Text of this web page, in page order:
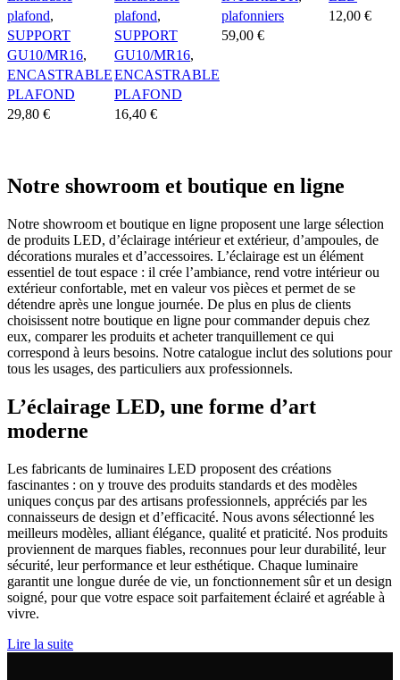
plafond,
SUPPORT
GU10/MR16,
ENCASTRABLE
PLAFOND
29,80 €
produit
plusieurs
variations.
Les
options
peuvent
être
choisies
sur
page
produit
plafond,
SUPPORT
GU10/MR16,
ENCASTRABLE
PLAFOND
16,40 €
produit
plusieurs
variations.
Les
options
peuvent
être
choisies
sur
page
plafonniers
59,00 €
12,00 €
options
être
choisies
sur
la
page
du
produit
Notre showroom et boutique en ligne
Notre showroom et boutique en ligne proposent une large sélection
de produits LED, d’éclairage intérieur et extérieur, d’ampoules, de
décorations murales et d’accessoires. L’éclairage est un élément
essentiel de tout espace : il crée l’ambiance, rend votre intérieur ou
extérieur confortable, met en valeur vos pièces et permet de se
détendre après une longue journée. De plus en plus de clients
choisissent notre boutique en ligne pour commander depuis chez
eux, comparer les produits et acheter tranquillement ce qui
correspond à leurs besoins. Notre catalogue inclut des solutions pour
tous les usages, des particuliers aux professionnels.
L’éclairage LED, une forme d’art
moderne
Les fabricants de luminaires LED proposent des créations
fascinantes : on y trouve des produits standards et des modèles
uniques conçus par des artisans professionnels, appréciés par les
connaisseurs de design et d’efficacité. Nous avons sélectionné les
meilleurs modèles, alliant élégance, qualité et praticité. Nos produits
proviennent de marques fiables, reconnues pour leur durabilité, leur
sécurité, leur performance et leur esthétique. Chaque luminaire
garantit une longue durée de vie, un fonctionnement sûr et un design
soigné, pour que votre espace soit parfaitement éclairé et agréable à
vivre.
Lire la suite